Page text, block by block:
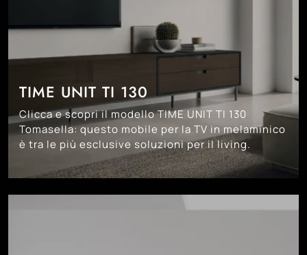
TIME UNIT TI 130
Clicca e scopri il modello TIME UNIT TI 130
Tomasella: questo mobile per la TV in melaminico
è tra le più esclusive soluzioni per il living.